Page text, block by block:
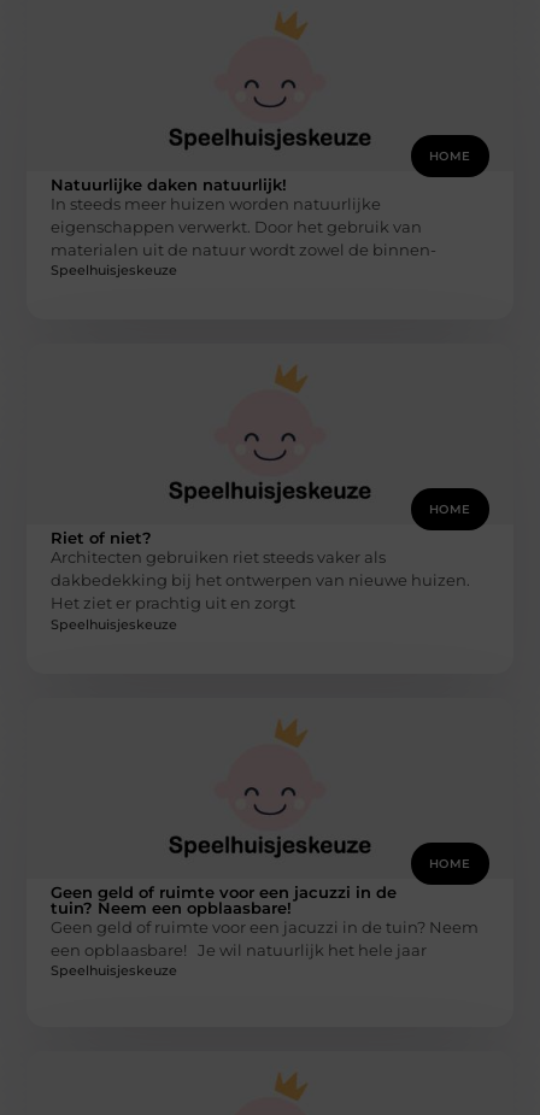
HOME
Natuurlijke daken natuurlijk!
In steeds meer huizen worden natuurlijke
eigenschappen verwerkt. Door het gebruik van
materialen uit de natuur wordt zowel de binnen-
Speelhuisjeskeuze
HOME
Riet of niet?
Architecten gebruiken riet steeds vaker als
dakbedekking bij het ontwerpen van nieuwe huizen.
Het ziet er prachtig uit en zorgt
Speelhuisjeskeuze
HOME
Geen geld of ruimte voor een jacuzzi in de
tuin? Neem een opblaasbare!
Geen geld of ruimte voor een jacuzzi in de tuin? Neem
een opblaasbare! Je wil natuurlijk het hele jaar
Speelhuisjeskeuze